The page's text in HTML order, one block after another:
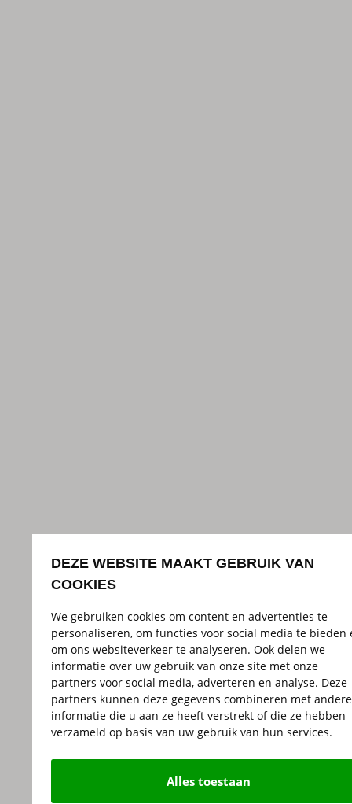
DEZE WEBSITE MAAKT GEBRUIK VAN
COOKIES
We gebruiken cookies om content en advertenties te
personaliseren, om functies voor social media te bieden
om ons websiteverkeer te analyseren. Ook delen we
informatie over uw gebruik van onze site met onze
partners voor social media, adverteren en analyse. Deze
partners kunnen deze gegevens combineren met andere
informatie die u aan ze heeft verstrekt of die ze hebben
verzameld op basis van uw gebruik van hun services.
Alles toestaan